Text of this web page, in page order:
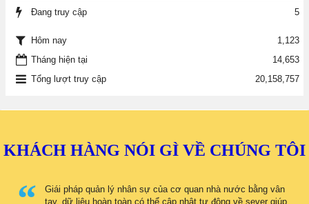
Đang truy cập 5
Hôm nay
1,123
Tháng hiện tại
14,653
Tổng lượt truy cập
20,158,757
KHÁCH HÀNG NÓI GÌ VỀ CHÚNG TÔI
Giái pháp quản lý nhân sự của cơ quan nhà nước bằng vân
tay, dữ liệu hoàn toàn có thể cập nhật tự động về sever giúp